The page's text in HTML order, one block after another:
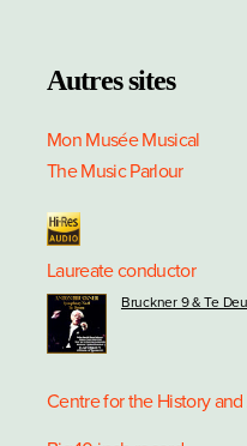
Autres sites
Mon Musée Musical
The Music Parlour
Laureate conductor
Bruckner 9 & Te
Centre for the History